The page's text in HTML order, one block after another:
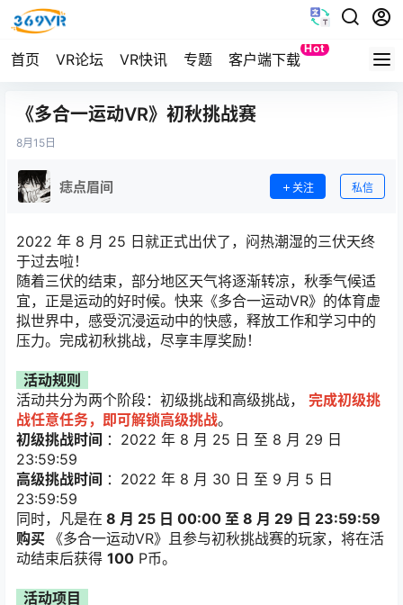
首页 VR论坛 VR快讯 专题 客户端下载
Hot
Quest
《多合一运动VR》初秋挑战赛
8月 15日
痣点眉间 关注 私信
2022 年 8 月 25 日就正式出伏了，闷热潮湿的三伏天终
于过去啦！
随着三伏的结束，部分地区天气将逐渐转凉，秋季气候适
宜，正是运动的好时候。快来《多合一运动VR》的体育虚
拟世界中，感受沉浸运动中的快感，释放工作和学习中的
压力。完成初秋挑战，尽享丰厚奖励！
活动规则
活动共分为两个阶段：初级挑战和高级挑战， 完成初级挑
战任意任务，即可解锁高级挑战。
初级挑战时间 ：2022 年 8 月 25 日 至 8 月 29 日
23:59:59
高级挑战时间 ：2022 年 8 月 30 日 至 9 月 5 日
23:59:59
同时，凡是在 8 月 25 日 00:00 至 8 月 29 日 23:59:59
购买 《多合一运动VR》且参与初秋挑战赛的玩家，将在活
动结束后获得 100 P币。
活动项目